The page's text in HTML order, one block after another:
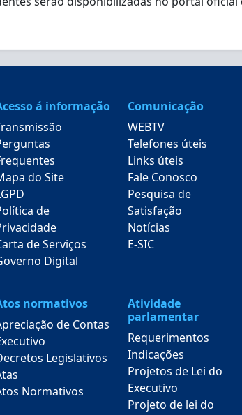
á informação
do Site
de
de Serviços
Digital
Comunicação
WEBTV
Telefones úteis
Links úteis
Fale Conosco
Pesquisa de
Satisfação
Notícias
E-SIC
normativos
de Contas
Legislativos
Normativos
Atividade
parlamentar
Requerimentos
Indicações
Projetos de Lei do
Executivo
Projeto de lei do